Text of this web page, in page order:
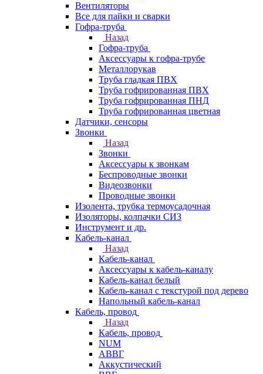
Вентиляторы
Все для пайки и сварки
Гофра-труба
Назад
Гофра-труба
Аксессуары к гофра-трубе
Металлорукав
Труба гладкая ПВХ
Труба гофрированная ПВХ
Труба гофрированная ПНД
Труба гофрированная цветная
Датчики, сенсоры
Звонки
Назад
Звонки
Аксессуары к звонкам
Беспроводные звонки
Видеозвонки
Проводные звонки
Изолента, трубка термоусадочная
Изоляторы, колпачки СИЗ
Инструмент и др.
Кабель-канал
Назад
Кабель-канал
Аксессуары к кабель-каналу
Кабель-канал белый
Кабель-канал с текстурой под дерево
Напольный кабель-канал
Кабель, провод
Назад
Кабель, провод
NUM
АВВГ
Аккустический